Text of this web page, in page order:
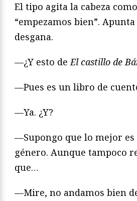
El tipo agita la cabeza
“empezamos bien”.
desgana.
—¿Y esto deEl castillo de Bá
—Pues es un libro de
—Ya. ¿Y?
—Supongo que lo mejor es
género. Aunque tampoco
que…
—Mire, no andamos bien